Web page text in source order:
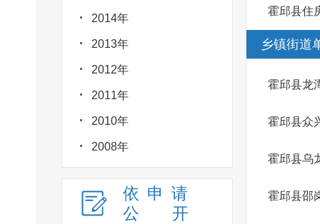
2014年
2013年
2012年
2011年
2010年
2008年
依申请
公
开
霍邱县住
乡镇街道
霍邱县龙
霍邱县众
霍邱县乌
霍邱县邵